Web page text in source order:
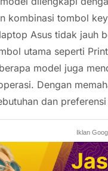
kombinasi tombol
Asus tidak jauh
utama seperti
model juga
Dengan
dan
Iklan